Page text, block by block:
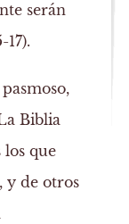
serán
17).
Biblia
que
y de otros